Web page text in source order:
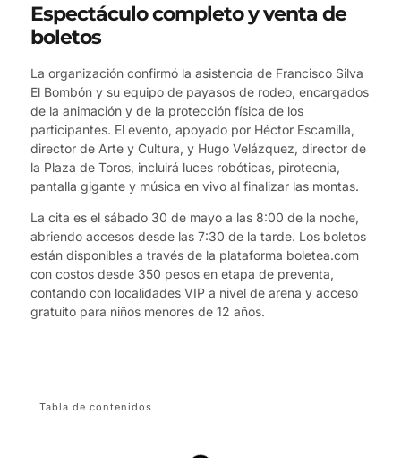
Espectáculo completo y venta de
boletos
La organización confirmó la asistencia de Francisco Silva
El Bombón y su equipo de payasos de rodeo, encargados
de la animación y de la protección física de los
participantes. El evento, apoyado por Héctor Escamilla,
director de Arte y Cultura, y Hugo Velázquez, director de
la Plaza de Toros, incluirá luces robóticas, pirotecnia,
pantalla gigante y música en vivo al finalizar las montas.
La cita es el sábado 30 de mayo a las 8:00 de la noche,
abriendo accesos desde las 7:30 de la tarde. Los boletos
están disponibles a través de la plataforma boletea.com
con costos desde 350 pesos en etapa de preventa,
contando con localidades VIP a nivel de arena y acceso
gratuito para niños menores de 12 años.
Tabla de contenidos